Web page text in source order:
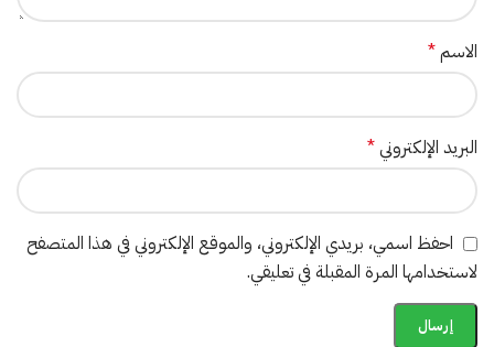
الاسم*
البريد الإلكتروني*
احفظ اسمي، بريدي الإلكتروني، والموقع الإلكتروني في هذا المتصفح
لاستخدامها المرة المقبلة في تعليقي.